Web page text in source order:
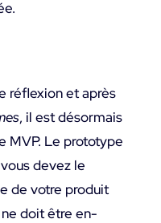
réflexion et après
, il est désormais
MVP. Le prototype
devez le
de votre produit
doit être en-